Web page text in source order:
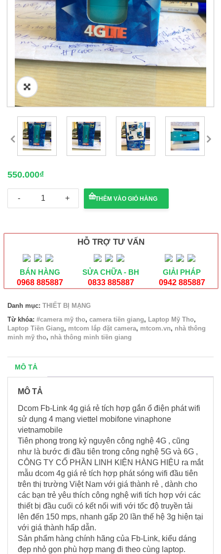
🔍
550.000₫
DCOM
FB-
PHÁT
WIFI
BW79
số
lượng
THÊM VÀO GIỎ HÀNG
HỖ TRỢ TƯ VẤN
BÁN HÀNG
0968 885887
SỬA CHỮA - BH
0833 885887
GIẢI PHÁP
0942 885887
Danh mục: THIẾT BỊ MẠNG
Từ khóa: #camera mỹ tho, camera tiền giang, Laptop Mỹ Tho,
Laptop Tiền Giang, mtcom lắp đặt camera, mtcom.vn, nhà thông
minh mỹ tho, nhà thông minh tiền giang
MÔ TẢ
MÔ TẢ
Dcom Fb-Link 4g giá rẻ tích hợp gắn ổ điện phát wifi
sử dụng 4 mạng viettel mobifone vinaphone
vietnamobile
Tiên phong trong kỷ nguyên công nghệ 4G , cũng
như là bước đi đầu tiên trong công nghệ 5G và 6G ,
CÔNG TY CỔ PHẦN LINH KIỆN HÀNG HIỆU ra mắt
mẫu dcom 4g giá rẻ tích hợp phát sóng wifi đầu tiên
trên thị trường Việt Nam với giá thành rẻ , dành cho
các bạn trẻ yêu thích công nghệ wifi tích hợp với các
thiết bị đầu cuối có kết nối wifi với tốc độ truyền tải
lên đến 150 mps, nhanh gấp 20 lần thế hệ 3g hiện tại
với giá thành hấp dẫn.
Sản phẩm hàng chính hãng của Fb-Link, kiểu dáng
đẹp nhỏ gọn phù hợp mang đi theo cùng laptop.